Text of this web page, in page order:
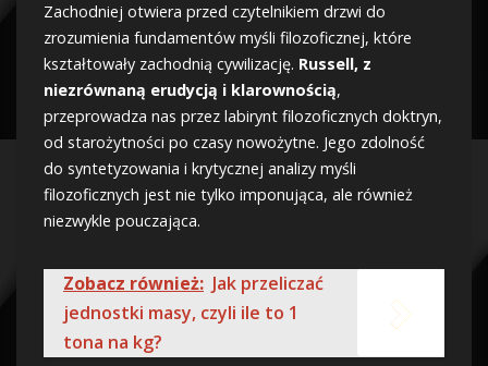
Zachodniej otwiera przed czytelnikiem drzwi do
zrozumienia fundamentów myśli filozoficznej, które
kształtowały zachodnią cywilizację. Russell, z
niezrównaną erudycją i klarownością,
przeprowadza nas przez labirynt filozoficznych doktryn,
od starożytności po czasy nowożytne. Jego zdolność
do syntetyzowania i krytycznej analizy myśli
filozoficznych jest nie tylko imponująca, ale również
niezwykle pouczająca.
Zobacz również: Jak przeliczać
jednostki masy, czyli ile to 1
tona na kg?